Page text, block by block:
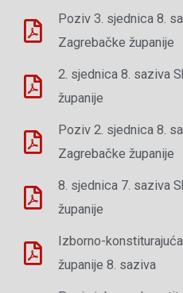
Poziv 3. sjednica 8.
Zagrebačke županije
2. sjednica 8. saziva
županije
Poziv 2. sjednica 8.
Zagrebačke županije
8. sjednica 7. saziva
županije
Izborno-
županije 8. saziva